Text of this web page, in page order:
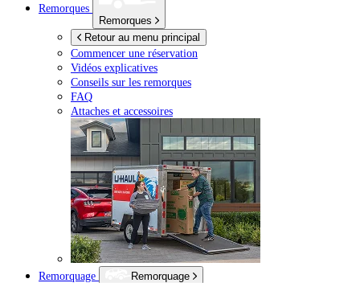
Remorques
Remorques
Retour au menu principal
Commencer une réservation
Vidéos explicatives
Conseils sur les remorques
FAQ
Attaches et accessoires
Remorquage
Remorquage